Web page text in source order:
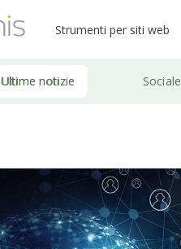
Strumenti per siti web
Ultime notizie Sociale